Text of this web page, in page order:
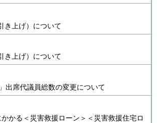
き上げ）について
き上げ）について
出席代議員総数の変更について
かる＜災害救援ローン＞＜災害救援住宅ロ